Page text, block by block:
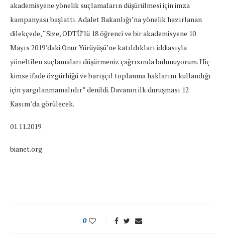
akademisyene yönelik suçlamaların düşürülmesi için imza
kampanyası başlattı. Adalet Bakanlığı’na yönelik hazırlanan
dilekçede, “Size, ODTÜ’lü 18 öğrenci ve bir akademisyene 10
Mayıs 2019’daki Onur Yürüyüşü’ne katıldıkları iddiasıyla
yöneltilen suçlamaları düşürmeniz çağrısında bulunuyorum. Hiç
kimse ifade özgürlüğü ve barışçıl toplanma haklarını kullandığı
için yargılanmamalıdır” denildi. Davanın ilk duruşması 12
Kasım’da görülecek.
01.11.2019
bianet.org
0